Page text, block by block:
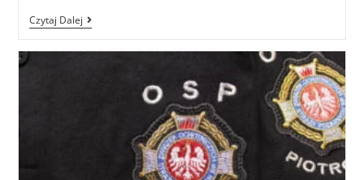
Czytaj Dalej